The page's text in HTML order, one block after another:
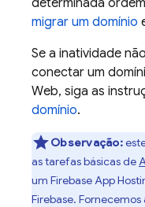
determinada
migrar um domínio
Se a inatividade
conectar um
Web, siga as
domínio.
Observação:
as tarefas básicas de
um Firebase App
Firebase.